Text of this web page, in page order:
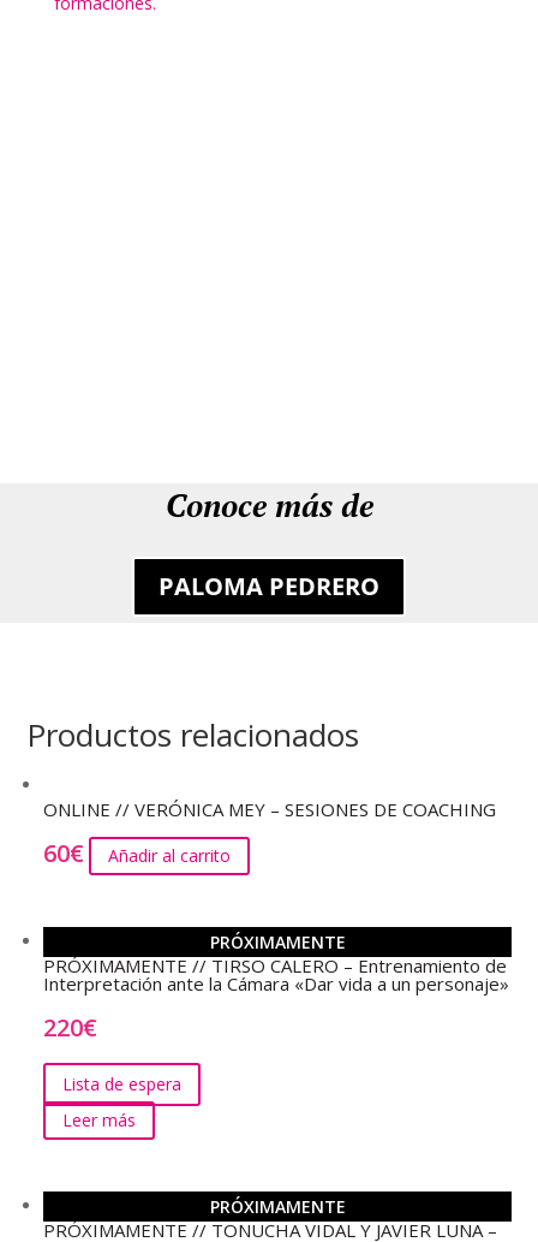
Conoce más de
PALOMA PEDRERO
Productos relacionados
ONLINE // VERÓNICA MEY – SESIONES DE COACHING
60€ Añadir al carrito
PRÓXIMAMENTE
PRÓXIMAMENTE // TIRSO CALERO – Entrenamiento de
Interpretación ante la Cámara «Dar vida a un personaje»
220€
Lista de espera
Leer más
PRÓXIMAMENTE
PRÓXIMAMENTE // TONUCHA VIDAL Y JAVIER LUNA –